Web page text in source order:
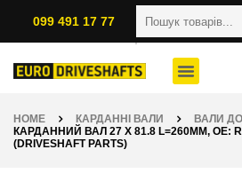
099 491 17 77
HOME КАРДАННІ ВАЛИ
ВАЛИ
КАРДАННИЙ ВАЛ 27 X 81.8 L=260ММ, OE:
(DRIVESHAFT PARTS)